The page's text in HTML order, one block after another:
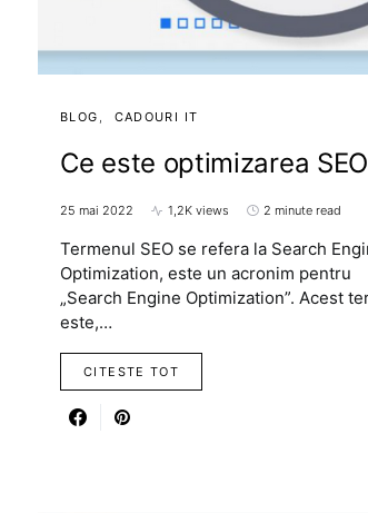
BLOG CADOURI IT
Ce este optimizarea
25 mai 2022 1,2K views 2 minute read
Termenul SEO se refera la Search
Optimization, este un acronim pentru
„Search Engine Optimization”. Acest
este,…
CITESTE TOT